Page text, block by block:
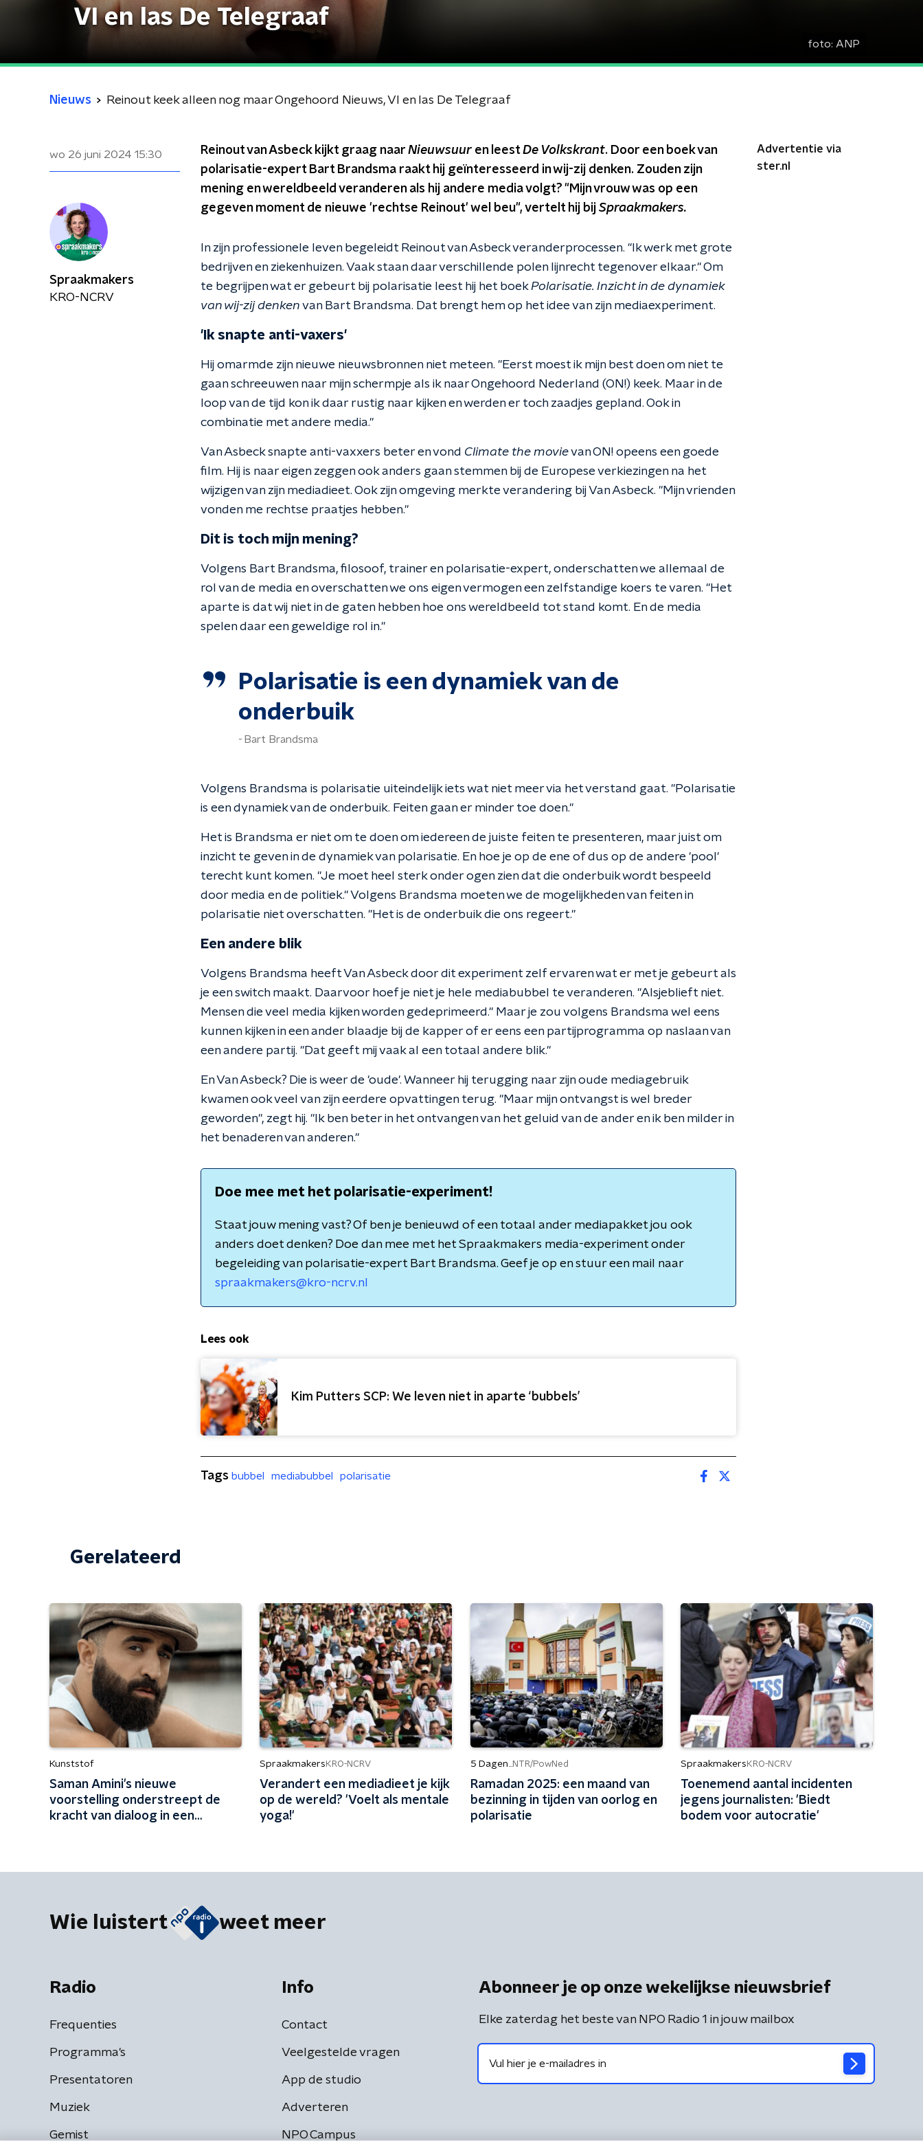
VI en las De Telegraaf
foto: ANP
Nieuws Reinout keek alleen nog maar Ongehoord Nieuws, VI en las De Telegraaf
wo 26 juni 2024 15:30 Reinout van Asbeck kijkt graag naar Nieuwsuur en leestDe Volkskrant. Door een boek van
polarisatie-expert Bart Brandsma raakt hij geïnteresseerd in wij-zij denken. Zouden zijn
mening en wereldbeeld veranderen als hij andere media volgt? "Mijn vrouw was op een
gegeven moment de nieuwe 'rechtse Reinout' wel beu", vertelt hij bij Spraakmakers.
In zijn professionele leven begeleidt Reinout van Asbeck veranderprocessen. "Ik werk met grote
bedrijven en ziekenhuizen. Vaak staan daar verschillende polen lijnrecht tegenover elkaar." Om
te begrijpen wat er gebeurt bij polarisatie leest hij het boekPolarisatie. Inzicht in de dynamiek
van wij-zij denken van Bart Brandsma. Dat brengt hem op het idee van zijn mediaexperiment.
'Ik snapte anti-vaxers'
Hij omarmde zijn nieuwe nieuwsbronnen niet meteen. "Eerst moest ik mijn best doen om niet te
gaan schreeuwen naar mijn schermpje als ik naar Ongehoord Nederland (ON!) keek. Maar in de
loop van de tijd kon ik daar rustig naar kijken en werden er toch zaadjes gepland. Ook in
combinatie met andere media."
Van Asbeck snapte anti-vaxxers beter en vond Climate the movievan ON! opeens een goede
film. Hij is naar eigen zeggen ook anders gaan stemmen bij de Europese verkiezingen na het
wijzigen van zijn mediadieet. Ook zijn omgeving merkte verandering bij Van Asbeck. "Mijn vrienden
vonden me rechtse praatjes hebben."
Dit is toch mijn mening?
Volgens Bart Brandsma, filosoof, trainer en polarisatie-expert, onderschatten we allemaal de
rol van de media en overschatten we ons eigen vermogen een zelfstandige koers te varen. "Het
aparte is dat wij niet in de gaten hebben hoe ons wereldbeeld tot stand komt. En de media
spelen daar een geweldige rol in."
Polarisatie is een dynamiek van de
onderbuik
Bart Brandsma
Volgens Brandsma is polarisatie uiteindelijk iets wat niet meer via het verstand gaat. "Polarisatie
is een dynamiek van de onderbuik. Feiten gaan er minder toe doen."
Het is Brandsma er niet om te doen om iedereen de juiste feiten te presenteren, maar juist om
inzicht te geven in de dynamiek van polarisatie. En hoe je op de ene of dus op de andere 'pool'
terecht kunt komen. "Je moet heel sterk onder ogen zien dat die onderbuik wordt bespeeld
door media en de politiek." Volgens Brandsma moeten we de mogelijkheden van feiten in
polarisatie niet overschatten. "Het is de onderbuik die ons regeert."
Een andere blik
Volgens Brandsma heeft Van Asbeck door dit experiment zelf ervaren wat er met je gebeurt als
je een switch maakt. Daarvoor hoef je niet je hele mediabubbel te veranderen. "Alsjeblieft niet.
Mensen die veel media kijken worden gedeprimeerd." Maar je zou volgens Brandsma wel eens
kunnen kijken in een ander blaadje bij de kapper of er eens een partijprogramma op naslaan van
een andere partij. "Dat geeft mij vaak al een totaal andere blik."
En Van Asbeck? Die is weer de 'oude'. Wanneer hij terugging naar zijn oude mediagebruik
kwamen ook veel van zijn eerdere opvattingen terug. "Maar mijn ontvangst is wel breder
geworden", zegt hij. "Ik ben beter in het ontvangen van het geluid van de ander en ik ben milder in
het benaderen van anderen."
Doe mee met het polarisatie-experiment!
Staat jouw mening vast? Of ben je benieuwd of een totaal ander mediapakket jou ook
anders doet denken? Doe dan mee met het Spraakmakers media-experiment onder
begeleiding van polarisatie-expert Bart Brandsma. Geef je op en stuur een mail naar
spraakmakers@kro-ncrv.nl
Lees ook
Kim Putters SCP: We leven niet in aparte ‘bubbels’
Advertentie via
ster.nl
Spraakmakers
KRO-NCRV
Tags bubbel mediabubbel polarisatie
Gerelateerd
Kunststof
Saman Amini's nieuwe
voorstelling onderstreept de
kracht van dialoog in een
Spraakmakers KRO-NCRV
Verandert een mediadieet je kijk
op de wereld? 'Voelt als mentale
yoga!'
5 Dagen...NTR/PowNed
Ramadan 2025: een maand van
bezinning in tijden van oorlog en
polarisatie
Spraakmakers KRO-NCRV
Toenemend aantal incidenten
jegens journalisten: 'Biedt
bodem voor autocratie'
Wie luistert weet meer
Radio
Frequenties
Programma's
Presentatoren
Muziek
Gemist
Info
Contact
Veelgestelde vragen
App de studio
Adverteren
NPO Campus
Abonneer je op onze wekelijkse nieuwsbrief
Elke zaterdag het beste van NPO Radio 1 in jouw mailbox